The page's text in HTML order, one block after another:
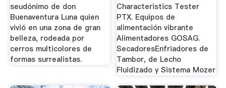
seudónimo de don
Buenaventura Luna quien
vivió en una zona de gran
belleza, rodeada por
cerros multicolores de
formas surrealistas.
Characteristics Tester
PTX. Equipos de
alimentación vibrante
Alimentadores GOSAG.
SecadoresEnfriadores de
Tambor, de Lecho
Fluidizado y Sistema Mozer